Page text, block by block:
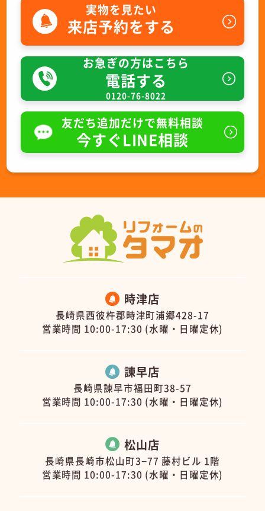
実物を見たい
来店予約をする
お急ぎの方はこちら
電話する
0120-76-8022
友だち追加だけで無料相談
今すぐLINE相談
時津店
長崎県西彼杵郡時津町浦郷428-17
営業時間 10:00-17:30 (水曜・日曜定休)
諫早店
長崎県諫早市福田町38-57
営業時間 10:00-17:30 (水曜・日曜定休)
松山店
長崎県長崎市松山町3−77 藤村ビル 1階
営業時間 10:00-17:30 (水曜・日曜定休)